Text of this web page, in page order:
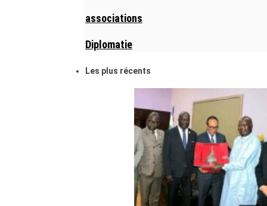
associations
Diplomatie
Les plus récents